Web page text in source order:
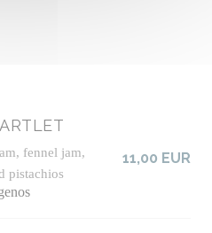
fennel jam,
pistachios
11,00 EUR